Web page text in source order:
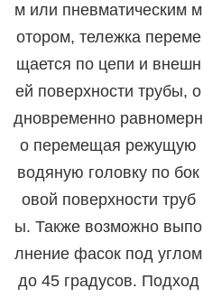
м или пневматическим м
отором, тележка переме
щается по цепи и внешн
ей поверхности трубы, о
дновременно равномерн
о перемещая режущую
водяную головку по бок
овой поверхности труб
ы. Также возможно выпо
лнение фасок под углом
до 45 градусов. Подход